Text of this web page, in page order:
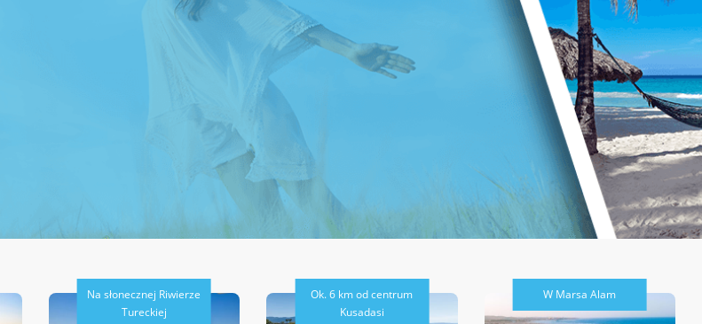
Na słonecznej Riwierze
Tureckiej
Ok. 6 km od centrum
Kusadasi
W Marsa Alam